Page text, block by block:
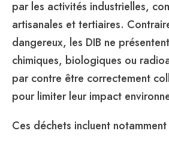
par les activités industrielles,
artisanales et tertiaires.
dangereux, les DIB ne
chimiques, biologiques ou
par contre être correctement
pour limiter leur impact
Ces déchets incluent notamment